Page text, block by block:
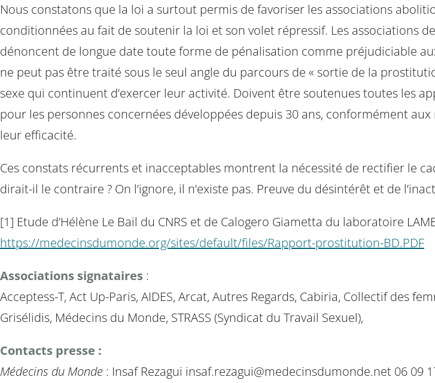
Nous constatons que la loi a surtout permis de favoriser les associations
conditionnées au fait de soutenir la loi et son volet répressif. Les associations
dénoncent de longue date toute forme de pénalisation comme préjudiciable
ne peut pas être traité sous le seul angle du parcours de « sortie de la
sexe qui continuent d’exercer leur activité. Doivent être soutenues toutes les
pour les personnes concernées développées depuis 30 ans, conformément
leur efficacité.
Ces constats récurrents et inacceptables montrent la nécessité de rectifier le
dirait-il le contraire ? On l’ignore, il n’existe pas. Preuve du désintérêt et de
[1] Etude d’Hélène Le Bail du CNRS et de Calogero Giametta du laboratoire
https://medecinsdumonde.org/sites/default/files/Rapport-prostitution-BD.PDF
Associations signataires :
Acceptess-T, Act Up-Paris, AIDES, Arcat, Autres Regards, Cabiria, Collectif des
Grisélidis, Médecins du Monde, STRASS (Syndicat du Travail Sexuel),
Contacts presse :
Médecins du Monde : Insaf Rezagui insaf.rezagui@medecinsdumonde.net 06 09